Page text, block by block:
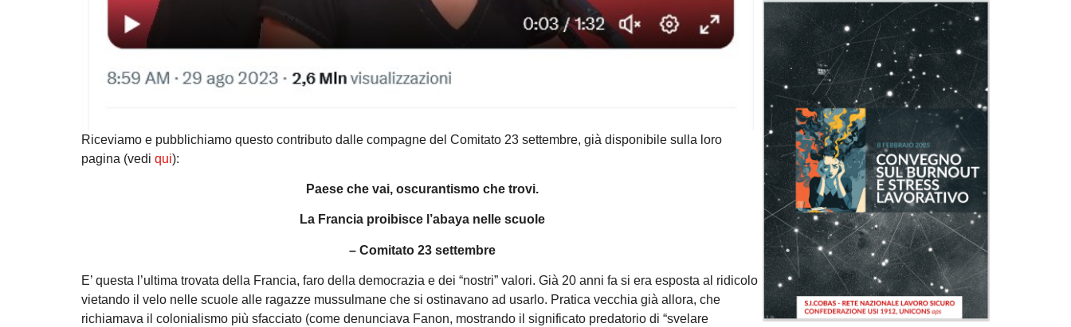
Riceviamo e pubblichiamo questo contributo dalle compagne del Comitato 23 settembre, già disponibile sulla loro
pagina (vedi qui):
Paese che vai, oscurantismo che trovi.
La Francia proibisce l’abaya nelle scuole
– Comitato 23 settembre
E’ questa l’ultima trovata della Francia, faro della democrazia e dei “nostri” valori. Già 20 anni fa si era esposta al ridicolo
vietando il velo nelle scuole alle ragazze mussulmane che si ostinavano ad usarlo. Pratica vecchia già allora, che
richiamava il colonialismo più sfacciato (come denunciava Fanon, mostrando il significato predatorio di “svelare